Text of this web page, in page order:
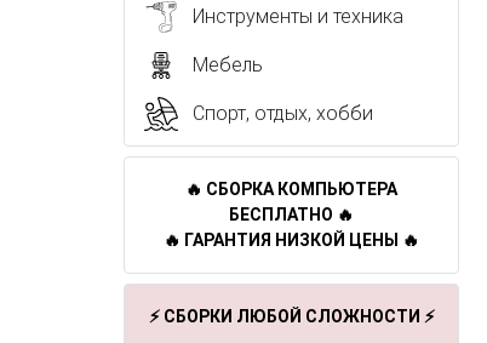
Инструменты и техника
Мебель
Спорт, отдых, хобби
🔥 СБОРКА КОМПЬЮТЕРА
БЕСПЛАТНО 🔥
🔥 ГАРАНТИЯ НИЗКОЙ ЦЕНЫ 🔥
⚡ СБОРКИ ЛЮБОЙ СЛОЖНОСТИ ⚡